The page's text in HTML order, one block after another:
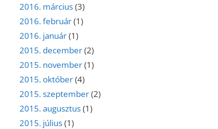
2016. március(3)
2016. február(1)
2016. január(1)
2015. december(2)
2015. november(1)
2015. október(4)
2015. szeptember(2)
2015. augusztus(1)
2015. július(1)